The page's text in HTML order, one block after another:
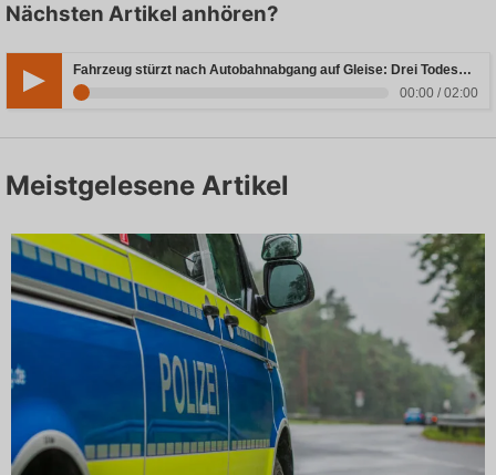
Nächsten Artikel anhören?
Fahrzeug stürzt nach Autobahnabgang auf Gleise: Drei Todesopfer in Bayern
00:00 / 02:00
Meistgelesene Artikel